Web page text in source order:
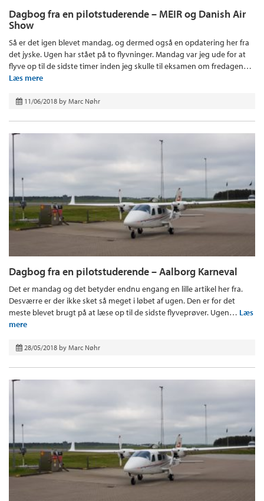
Dagbog fra en pilotstuderende – MEIR og Danish Air
Show
Så er det igen blevet mandag, og dermed også en opdatering her fra
det jyske. Ugen har stået på to flyvninger. Mandag var jeg ude for at
flyve op til de sidste timer inden jeg skulle til eksamen om fredagen…
Læs mere
11/06/2018 by Marc Nøhr
Dagbog fra en pilotstuderende – Aalborg Karneval
Det er mandag og det betyder endnu engang en lille artikel her fra.
Desværre er der ikke sket så meget i løbet af ugen. Den er for det
meste blevet brugt på at læse op til de sidste flyveprøver. Ugen… Læs
mere
28/05/2018 by Marc Nøhr